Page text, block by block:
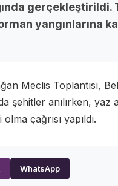
yangınlarına
Meclis Toplantısı,
şehitler anılırken,
çağrısı yapıldı.
WhatsApp